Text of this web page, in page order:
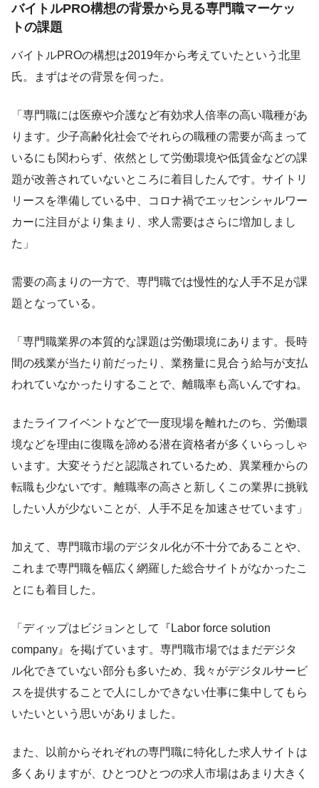
バイトルPRO構想の背景から見る専門職マーケッ
トの課題
バイトルPROの構想は2019年から考えていたという北里
氏。まずはその背景を伺った。
「専門職には医療や介護など有効求人倍率の高い職種があ
ります。少子高齢化社会でそれらの職種の需要が高まって
いるにも関わらず、依然として労働環境や低賃金などの課
題が改善されていないところに着目したんです。サイトリ
リースを準備している中、コロナ禍でエッセンシャルワー
カーに注目がより集まり、求人需要はさらに増加しまし
た」
需要の高まりの一方で、専門職では慢性的な人手不足が課
題となっている。
「専門職業界の本質的な課題は労働環境にあります。長時
間の残業が当たり前だったり、業務量に見合う給与が支払
われていなかったりすることで、離職率も高いんですね。
またライフイベントなどで一度現場を離れたのち、労働環
境などを理由に復職を諦める潜在資格者が多くいらっしゃ
います。大変そうだと認識されているため、異業種からの
転職も少ないです。離職率の高さと新しくこの業界に挑戦
したい人が少ないことが、人手不足を加速させています」
加えて、専門職市場のデジタル化が不十分であることや、
これまで専門職を幅広く網羅した総合サイトがなかったこ
とにも着目した。
「ディップはビジョンとして『Labor force solution
company』を掲げています。専門職市場ではまだデジタ
ル化できていない部分も多いため、我々がデジタルサービ
スを提供することで人にしかできない仕事に集中してもら
いたいという思いがありました。
また、以前からそれぞれの専門職に特化した求人サイトは
多くありますが、ひとつひとつの求人市場はあまり大きく